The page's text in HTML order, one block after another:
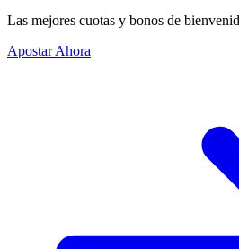
Las mejores cuotas y bonos de
Apostar Ahora